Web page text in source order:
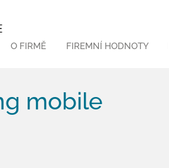
O FIRMĚ FIREMNÍ HODNOTY
mobile